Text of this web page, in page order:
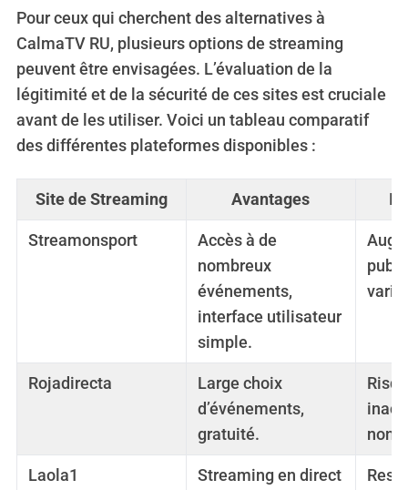
Pour ceux qui cherchent des alternatives à
CalmaTV RU, plusieurs options de streaming
peuvent être envisagées. L’évaluation de la
légitimité et de la sécurité de ces sites est cruciale
avant de les utiliser. Voici un tableau comparatif
des différentes plateformes disponibles :
Site de Streaming Avantages
Streamonsport
Accès à de
nombreux
événements,
interface utilisateur
simple.
Rojadirecta
Large choix
d’événements,
gratuité.
non
Laola1
Streaming en direct
a
r